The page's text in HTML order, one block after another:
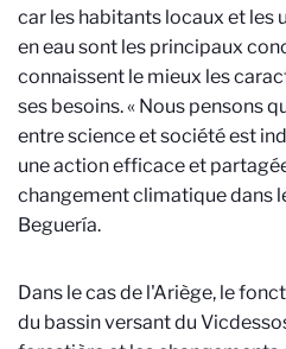
car les habitants locaux et les
en eau sont les principaux
connaissent le mieux les
ses besoins. « Nous pensons
entre science et société est
une action efficace et
changement climatique dans
Beguería.
Dans le cas de l'Ariège, le
du bassin versant du